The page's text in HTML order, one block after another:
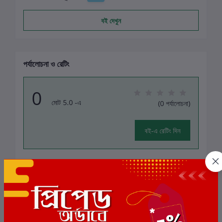
বই দেখুন
পর্যালোচনা ও রেটিং
0 মোট 5.0 -এ (0 পর্যালোচনা)
বই-এ রেটিং দিন
এই বইয়ের জন্য এখনও কোন পর্যালোচনা নেই